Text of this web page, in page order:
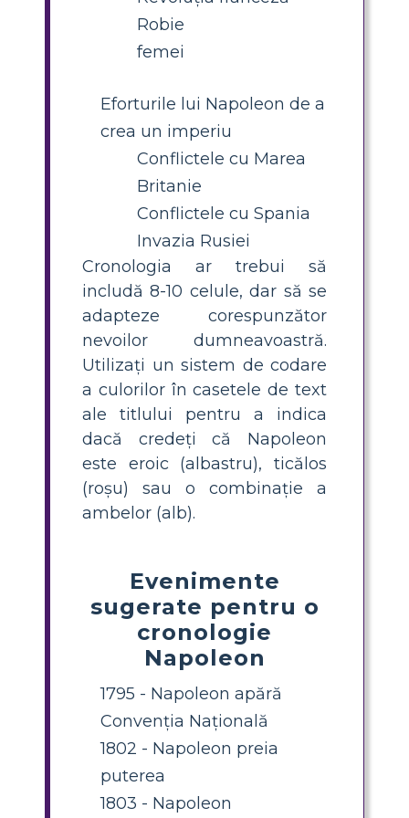
Robie
femei
Eforturile lui Napoleon de a
crea un imperiu
Conflictele cu Marea
Britanie
Conflictele cu Spania
Invazia Rusiei
Cronologia ar trebui să
includă 8-10 celule, dar să se
adapteze corespunzător
nevoilor dumneavoastră.
Utilizați un sistem de codare
a culorilor în casetele de text
ale titlului pentru a indica
dacă credeți că Napoleon
este eroic (albastru), ticălos
(roșu) sau o combinație a
ambelor (alb).
Evenimente
sugerate pentru o
cronologie
Napoleon
1795 - Napoleon apără
Convenția Națională
1802 - Napoleon preia
puterea
1803 - Napoleon